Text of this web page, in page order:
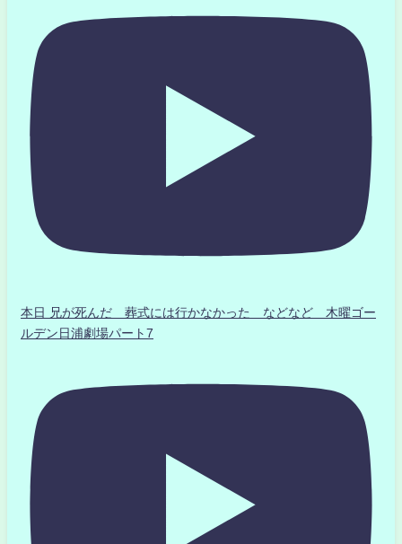
本日 兄が死んだ 葬式には行かなかった などなど 木曜ゴー
ルデン日浦劇場パート7